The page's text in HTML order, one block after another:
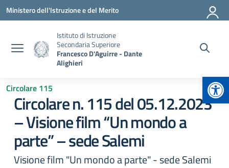
Vai ai contenuti
Vai al menu di navigazione
Vai al footer
Ministero dell'Istruzione e del Merito
Istituto di Istruzione
Secondaria Superiore
Francesco D'Aguirre - Dante
Alighieri
Circolare 115
Circolare n. 115 del 05.12.2023
– Visione film “Un mondo a
parte” – sede Salemi
Visione film "Un mondo a parte" - sede Salemi